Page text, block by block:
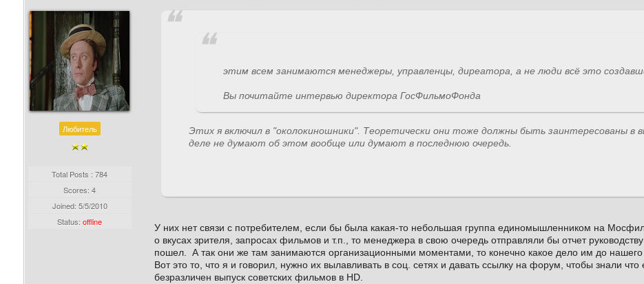
Любитель
Total Posts : 784
Scores: 4
Joined: 5/5/2010
Status:offline
этим всем занимаются менеджеры, управленцы, диреатора, а не люди всё это
Вы почитайте интервью директора ГосФильмоФонда
Этих я включил в "околокиношники". Теоретически они тоже должны быть заинтересованы в
деле не думают об этом вообще или думают в последнюю очередь.
У них нет связи с потребителем, если бы была какая-то небольшая группа единомышленником на
о вкусах зрителя, запросах фильмов и т.п., то менеджера в свою очередь отправляли бы отчет
пошел. А так они же там занимаются организационными моментами, то конечно какое дело им до нашего
Вот это то, что я и говорил, нужно их вылавливать в соц. сетях и давать ссылку на форум, чтобы знали
безразличен выпуск советских фильмов в HD.